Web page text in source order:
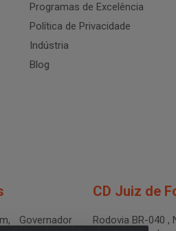
Programas de Excelência
Política de Privacidade
Indústria
Blog
Governador
CD Juiz de
Rodovia BR-040 ,